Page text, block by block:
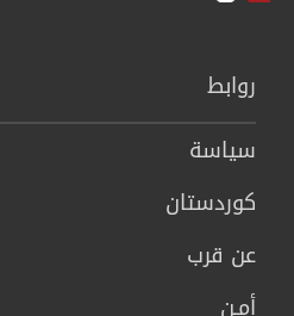
روابط
سیاسة
كوردستان
عن قرب